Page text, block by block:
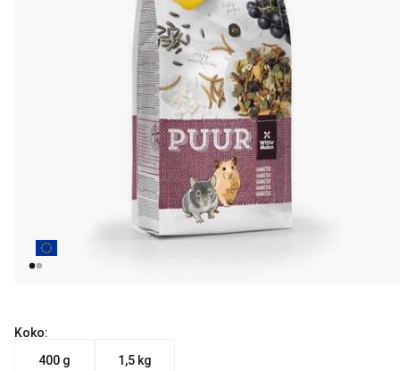
Koko:
400 g
1,5 kg